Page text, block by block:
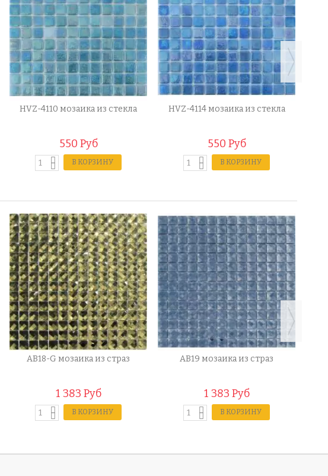
HVZ-4110 мозаика из стекла
550 Руб
В КОРЗИНУ
HVZ-4114 мозаика из стекла
550 Руб
В КОРЗИНУ
AB18-G мозаика из страз
1 383 Руб
В КОРЗИНУ
AB19 мозаика из страз
1 383 Руб
В КОРЗИНУ